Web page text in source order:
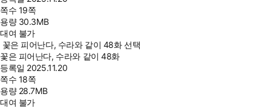
쪽수 19쪽
용량 30.3MB
대여 불가
꽃은 피어난다, 수라와 같이 48화 선택
꽃은 피어난다, 수라와 같이 48화
등록일 2025.11.20
쪽수 18쪽
용량 28.7MB
대여 불가